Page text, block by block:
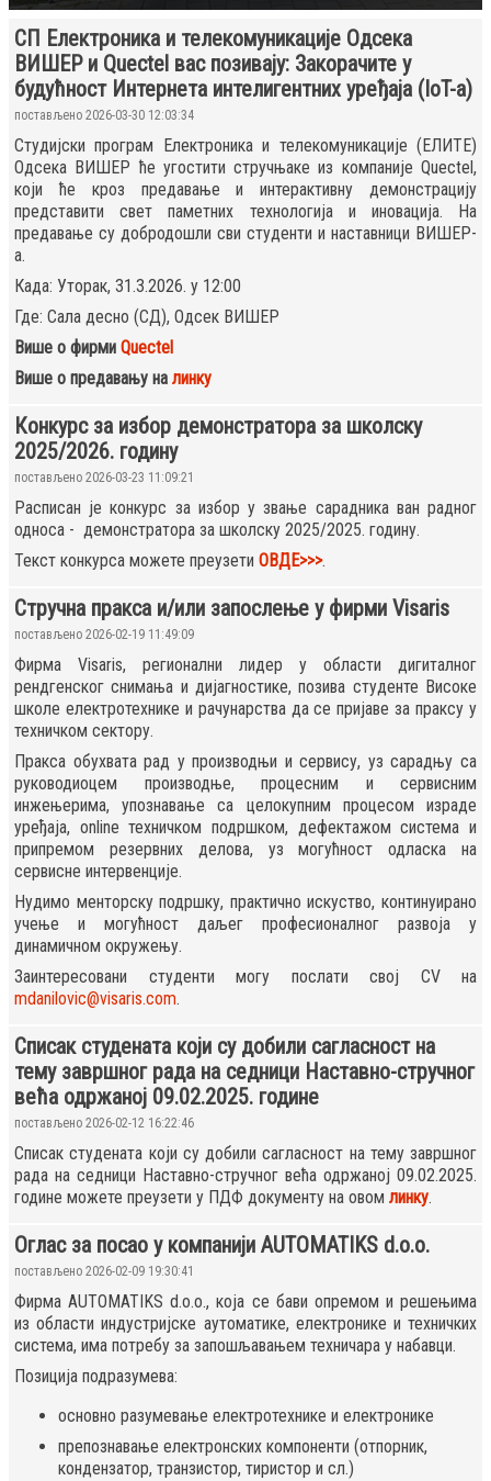
СП Електроника и телекомуникације Одсека
ВИШЕР и Quectel вас позивају: Закорачите у
будућност Интернета интелигентних уређаја (IoT-а)
постављено 2026-03-30 12:03:34
Студијски програм Електроника и телекомуникације (ЕЛИТЕ)
Одсека ВИШЕР ће угостити стручњаке из компаније Quectel,
који ће кроз предавање и интерактивну демонстрацију
представити свет паметних технологија и иновација. На
предавање су добродошли сви студенти и наставници ВИШЕР-
а.
Када: Уторак, 31.3.2026. у 12:00
Где: Сала десно (СД), Одсек ВИШЕР
Више о фирми Quectel
Више о предавању на линку
Конкурс за избор демонстратора за школску
2025/2026. годину
постављено 2026-03-23 11:09:21
Расписан је конкурс за избор у звање сарадника ван радног
односа - демонстратора за школску 2025/2025. годину.
Текст конкурса можете преузети ОВДЕ>>>.
Стручна пракса и/или запослење у фирми Visaris
постављено 2026-02-19 11:49:09
Фирма Visaris, регионални лидер у области дигиталног
рендгенског снимања и дијагностике, позива студенте Високе
школе електротехнике и рачунарства да се пријаве за праксу у
техничком сектору.
Пракса обухвата рад у производњи и сервису, уз сарадњу са
руководиоцем производње, процесним и сервисним
инжењерима, упознавање са целокупним процесом израде
уређаја, online техничком подршком, дефектажом система и
припремом резервних делова, уз могућност одласка на
сервисне интервенције.
Нудимо менторску подршку, практично искуство, континуирано
учење и могућност даљег професионалног развоја у
динамичном окружењу.
Заинтересовани студенти могу послати свој CV на
mdanilovic@visaris.com.
Списак студената који су добили сагласност на
тему завршног рада на седници Наставно-стручног
већа одржаној 09.02.2025. године
постављено 2026-02-12 16:22:46
Списак студената који су добили сагласност на тему завршног
рада на седници Наставно-стручног већа одржаној 09.02.2025.
године можете преузети у ПДФ документу на овом линку.
Оглас за посао у компанији AUTOMATIKS d.o.o.
постављено 2026-02-09 19:30:41
Фирма AUTOMATIKS d.o.o., која се бави опремом и решењима
из области индустријске аутоматике, електронике и техничких
система, има потребу за запошљавањем техничара у набавци.
Позиција подразумева:
основно разумевање електротехнике и електронике
препознавање електронских компоненти (отпорник,
кондензатор, транзистор, тиристор и сл.)